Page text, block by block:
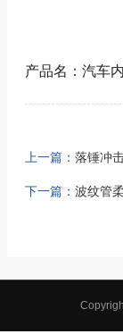
产品名：汽车
上一篇： 落锤冲
下一篇： 波纹管